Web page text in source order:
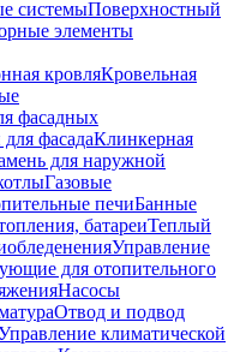
системыПоверхностный
элементы
кровляКровельная
фасадных
фасадаКлинкерная
для наружной
Газовые
печиБанные
батареиТеплый
Управление
для отопительного
Насосы
Отвод и подвод
климатической